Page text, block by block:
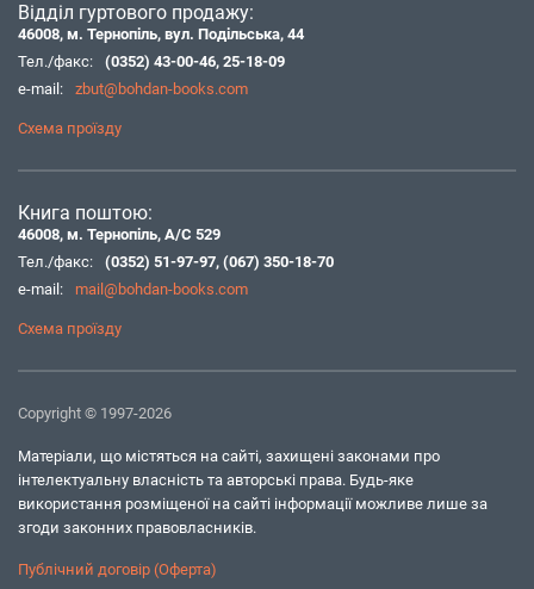
Відділ гуртового продажу:
46008, м. Тернопіль, вул. Подільська, 44
Тел./факс:
(0352) 43-00-46, 25-18-09
e-mail:
zbut@bohdan-books.com
Схема проїзду
Книга поштою:
46008, м. Тернопіль, А/С 529
Тел./факс:
(0352) 51-97-97, (067) 350-18-70
e-mail:
mail@bohdan-books.com
Схема проїзду
Copyright © 1997-2026
Матеріали, що містяться на сайті, захищені законами про
інтелектуальну власність та авторські права. Будь-яке
використання розміщеної на сайті інформації можливе лише за
згоди законних правовласників.
Публічний договір (Оферта)